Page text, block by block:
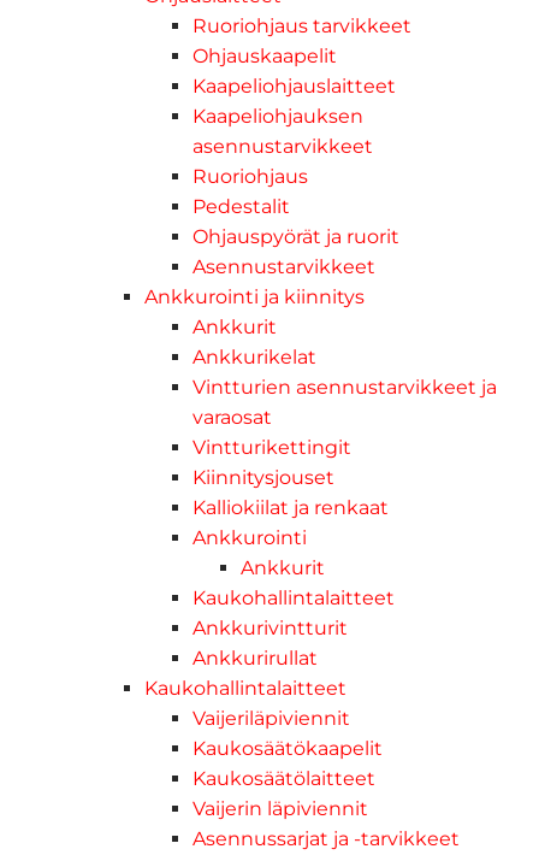
Ruoriohjaus tarvikkeet
Ohjauskaapelit
Kaapeliohjauslaitteet
Kaapeliohjauksen
asennustarvikkeet
Ruoriohjaus
Pedestalit
Ohjauspyörät ja ruorit
Asennustarvikkeet
Ankkurointi ja kiinnitys
Ankkurit
Ankkurikelat
Vintturien asennustarvikkeet ja
varaosat
Vintturikettingit
Kiinnitysjouset
Kalliokiilat ja renkaat
Ankkurointi
Ankkurit
Kaukohallintalaitteet
Ankkurivintturit
Ankkurirullat
Kaukohallintalaitteet
Vaijeriläpiviennit
Kaukosäätökaapelit
Kaukosäätölaitteet
Vaijerin läpiviennit
Asennussarjat ja -tarvikkeet